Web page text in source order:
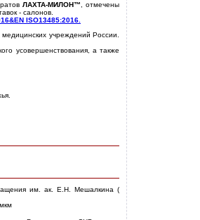
ЛАХТА-МИЛОН™, отмечены
- салонов.
ISO13485:2016.
учреждений России.
усовершенствования, а также
им. ак. Е.Н. Мешалкина (